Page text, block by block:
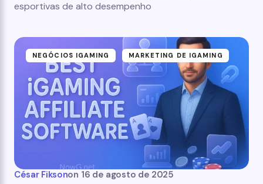
esportivas de alto desempenho
NEGÓCIOS IGAMING MARKETING DE IGAMING
César Fiksonon 16 de agosto de 2025